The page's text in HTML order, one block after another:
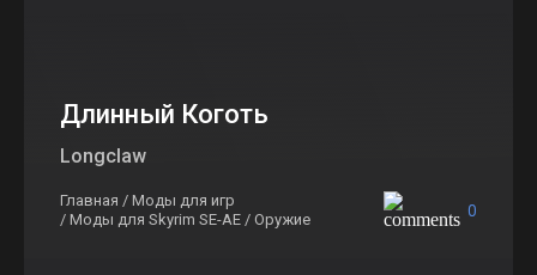
Длинный Коготь
Longclaw
Главная / Моды для игр
/ Моды для Skyrim SE-AE / Оружие 0